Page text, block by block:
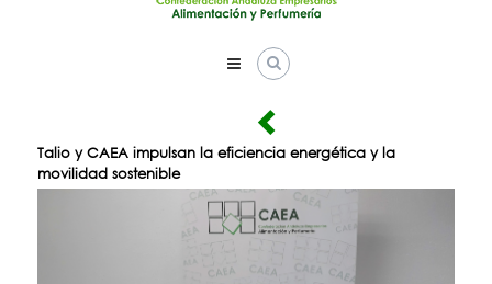
Talio y CAEA impulsan la eficiencia energética y la
movilidad sostenible